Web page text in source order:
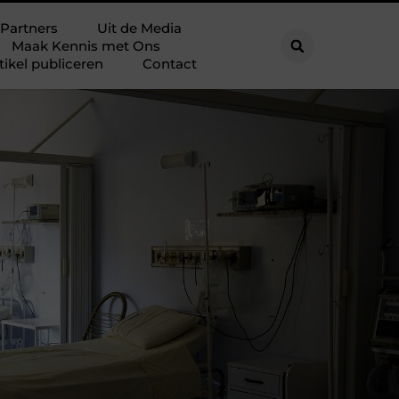
Partners
Uit de Media
Maak Kennis met Ons
publiceren
Contact